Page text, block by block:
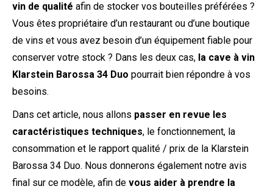
vin de qualité afin de stocker vos bouteilles préférées ?
Vous êtes propriétaire d’un restaurant ou d’une boutique
de vins et vous avez besoin d’un équipement fiable pour
conserver votre stock ? Dans les deux cas, la cave à vin
Klarstein Barossa 34 Duo pourrait bien répondre à vos
besoins.
Dans cet article, nous allons passer en revue les
caractéristiques techniques, le fonctionnement, la
consommation et le rapport qualité / prix de la Klarstein
Barossa 34 Duo. Nous donnerons également notre avis
final sur ce modèle, afin de vous aider à prendre la